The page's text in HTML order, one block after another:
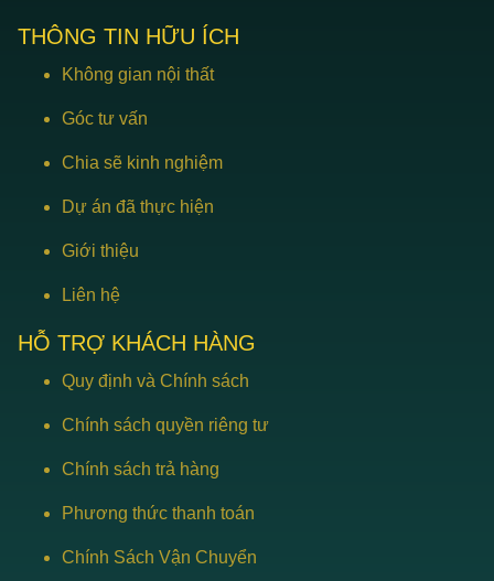
tích. Bởi điều này dễ khiến bàn ghế nội thất lọt thỏm bên
trong và tạo sự không cân xứng. Sản phẩm quá nhỏ cũng có
Lựa chọn bàn ghế kích thước vừa phải với không gian
Chọn số ghế hợp lý
Trên thị trường hiện tại có nhiều mẫu mã bàn ghế được chế
THÔNG TIN HỮU ÍCH
Không gian nội thất
Góc tư vấn
Chia sẽ kinh nghiệm
Dự án đã thực hiện
Giới thiệu
Liên hệ
HỖ TRỢ KHÁCH HÀNG
Quy định và Chính sách
Chính sách quyền riêng tư
Chính sách trả hàng
Phương thức thanh toán
Chính Sách Vận Chuyển